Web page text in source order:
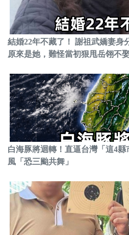
結婚22年不藏了！ 謝祖武嬌妻身
原來是她，難怪當初狠甩岳翎不
白海豚將迴轉！直逼台灣「這4
風「恐三颱共舞」